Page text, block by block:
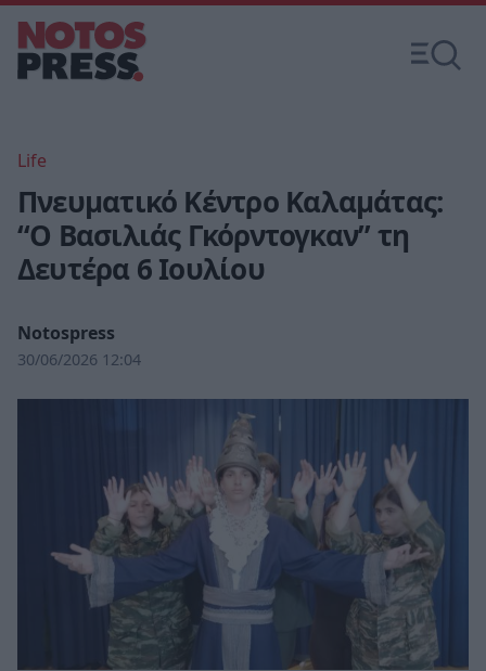
Life
Πνευματικό Κέντρο Καλαμάτας:
“Ο Βασιλιάς Γκόρντογκαν” τη
Δευτέρα 6 Ιουλίου
Notospress
30/06/2026 12:04